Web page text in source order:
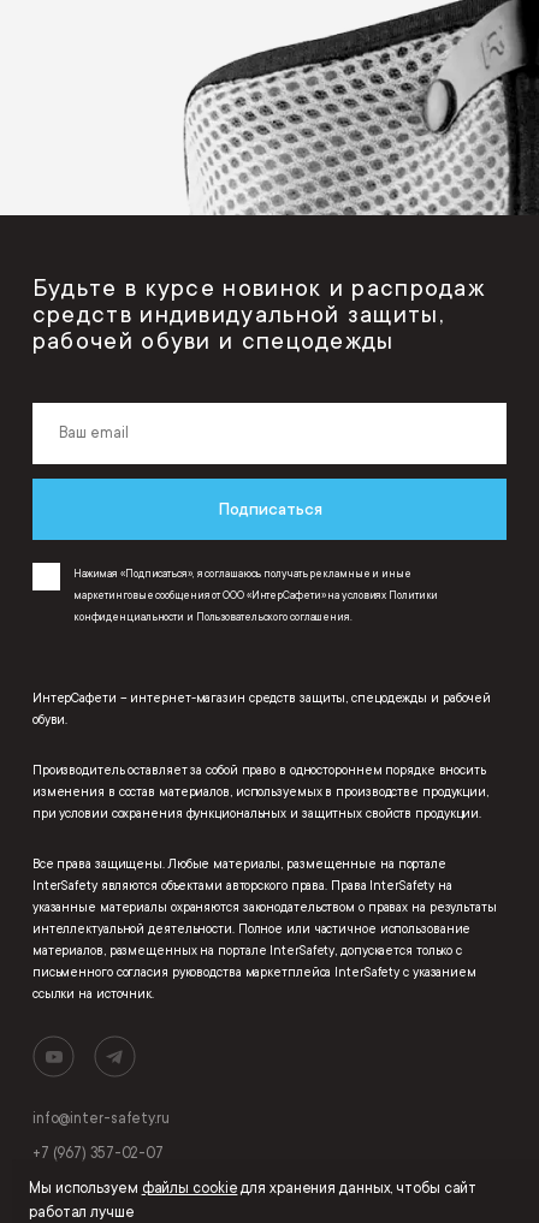
Будьте в курсе новинок и распродаж
средств индивидуальной защиты,
рабочей обуви и спецодежды
Подписаться
Нажимая «Подписаться», я соглашаюсь получать рекламные и иные
маркетинговые сообщения от ООО «ИнтерСафети» на условиях Политики
конфиденциальности и Пользовательского соглашения.
ИнтерСафети – интернет-магазин средств защиты, спецодежды и рабочей
обуви.
Производитель оставляет за собой право в одностороннем порядке вносить
изменения в состав материалов, используемых в производстве продукции,
при условии сохранения функциональных и защитных свойств продукции.
Все права защищены. Любые материалы, размещенные на портале
InterSafety являются объектами авторского права. Права InterSafety на
указанные материалы охраняются законодательством о правах на результаты
интеллектуальной деятельности. Полное или частичное использование
материалов, размещенных на портале InterSafety, допускается только с
письменного согласия руководства маркетплейса InterSafety с указанием
ссылки на источник.
info@inter-safety.ru
+7 (967) 357-02-07
Мы используем файлы cookieдля хранения данных, чтобы сайт
работал лучше